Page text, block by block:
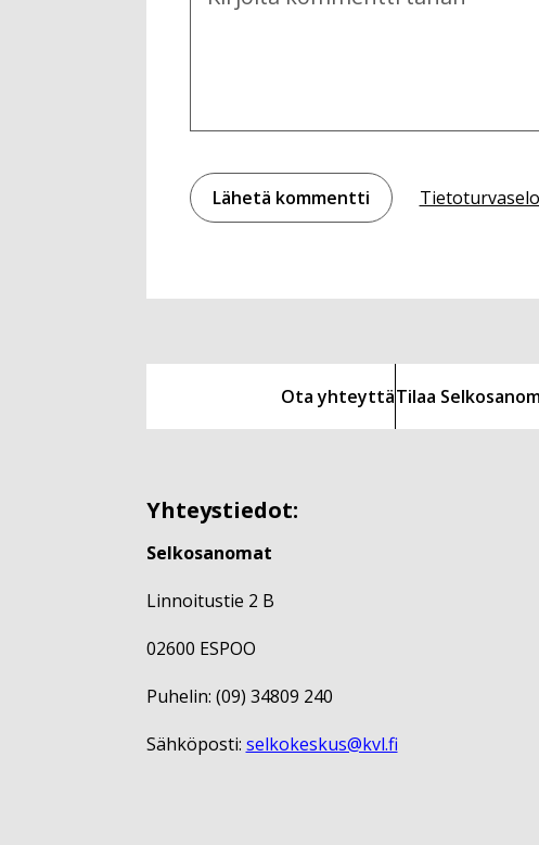
Ota yhteyttäTilaa
Yhteystiedot:
Selkosanomat
Linnoitustie 2 B
02600 ESPOO
Puhelin: (09) 34809 240
Sähköposti: selkokeskus@kvl.fi